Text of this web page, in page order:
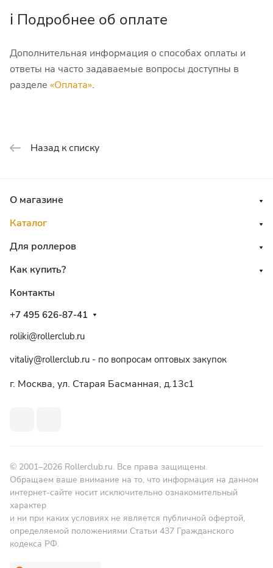
ℹ️ Подробнее об оплате
Дополнительная информация о способах оплаты и
ответы на часто задаваемые вопросы доступны в
разделе «Оплата».
Назад к списку
О магазине
Каталог
Для роллеров
Как купить?
Контакты
+7 495 626-87-41
roliki@rollerclub.ru
vitaliy@rollerclub.ru - по вопросам оптовых закупок
г. Москва, ул. Старая Басманная, д.13c1
© 2001–2026 Rollerclub.ru. Все права защищены.
Обращаем ваше внимание на то, что информация на данном
интернет-сайте носит исключительно ознакомительный
характер
и ни при каких условиях не является публичной офертой,
определяемой положениями Статьи 437 Гражданского
кодекса РФ.